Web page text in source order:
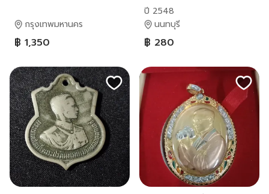
สวยครับ
กรุงเทพมหานคร
฿ 1,350
ปี 2548
นนทบุรี
฿ 280